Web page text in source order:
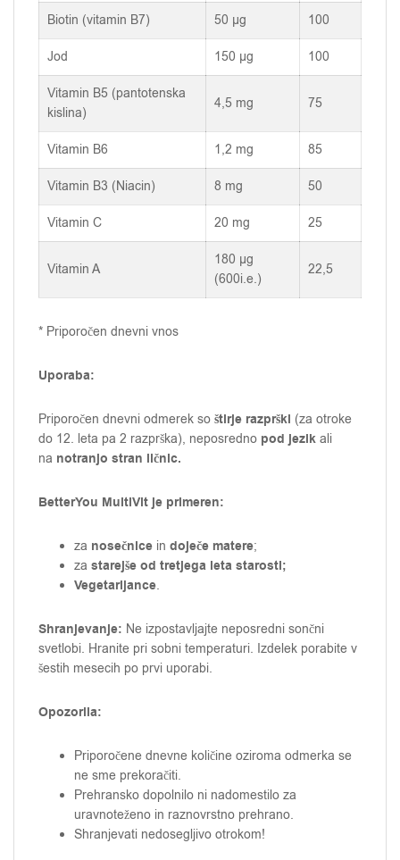
Biotin (vitamin B7) 50 µg 100
Jod 150 µg 100
Vitamin B5 (pantotenska
kislina)
4,5 mg 75
Vitamin B6 1,2 mg 85
Vitamin B3 (Niacin) 8 mg 50
Vitamin C 20 mg 25
Vitamin A
180 µg
(600i.e.)
22,5
* Priporočen dnevni vnos
Uporaba:
Priporočen dnevni odmerek so štirje razprški (za otroke
do 12. leta pa 2 razprška), neposredno pod jezik ali
na notranjo stran ličnic.
BetterYou MultiVit je primeren:
za nosečnice in doječe matere;
za starejše od tretjega leta starosti;
Vegetarijance.
Shranjevanje: Ne izpostavljajte neposredni sončni
svetlobi. Hranite pri sobni temperaturi. Izdelek porabite v
šestih mesecih po prvi uporabi.
Opozorila:
Priporočene dnevne količine oziroma odmerka se
ne sme prekoračiti.
Prehransko dopolnilo ni nadomestilo za
uravnoteženo in raznovrstno prehrano.
Shranjevati nedosegljivo otrokom!